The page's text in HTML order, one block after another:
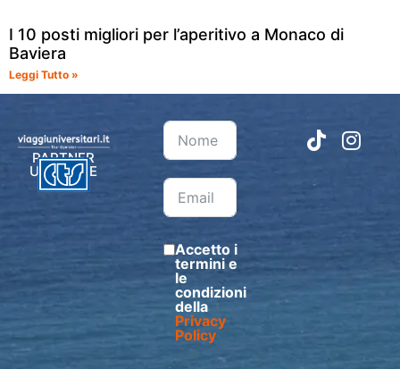
I 10 posti migliori per l’aperitivo a Monaco di
Baviera
Leggi Tutto »
PARTNER
UFFICIALE
Accetto i
termini e
le
condizioni
della
Privacy
Policy